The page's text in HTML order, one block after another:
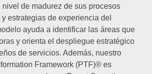
nivel de madurez de sus procesos
estrategias de experiencia del
ayuda a identificar las áreas que
y orienta el despliegue estratégico
de servicios. Además, nuestro
Framework (PTF)® es